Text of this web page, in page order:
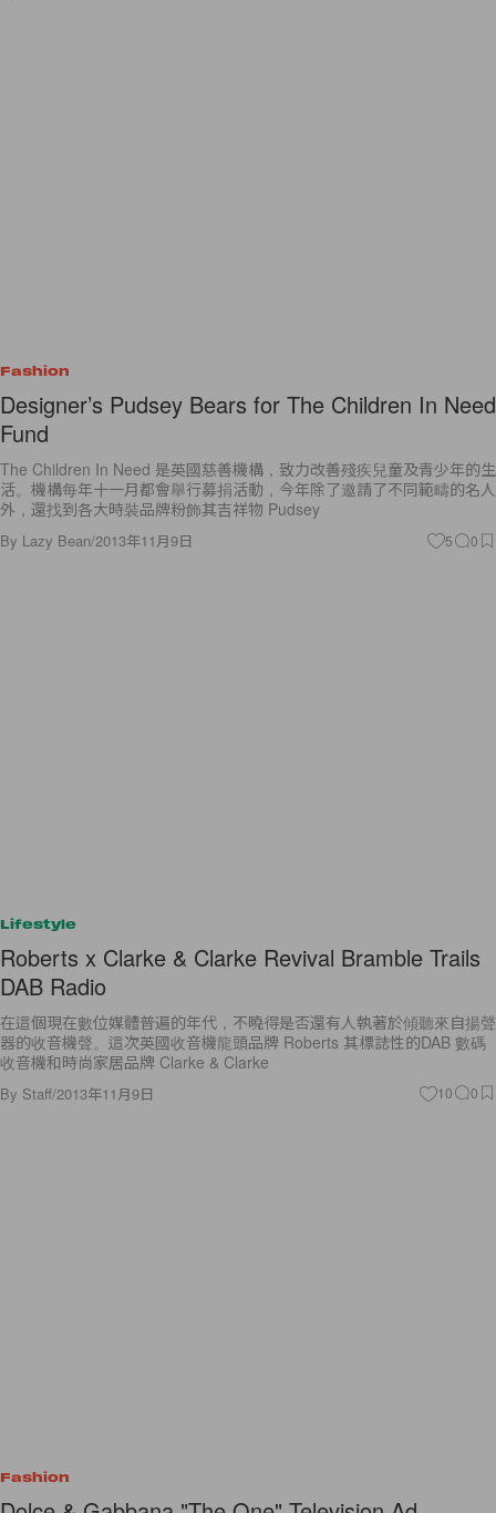
Fashion
Designer’s Pudsey Bears for The Children In Need
Fund
The Children In Need 是英國慈善機構，致力改善殘疾兒童及青少年的生
活。機構每年十一月都會舉行募捐活動，今年除了邀請了不同範疇的名人
外，還找到各大時裝品牌粉飾其吉祥物 Pudsey
By Lazy Bean/2013年11月9日 5 0
Lifestyle
Roberts x Clarke & Clarke Revival Bramble Trails
DAB Radio
在這個現在數位媒體普遍的年代，不曉得是否還有人執著於傾聽來自揚聲
器的收音機聲。這次英國收音機龍頭品牌 Roberts 其標誌性的DAB 數碼
收音機和時尚家居品牌 Clarke & Clarke
By Staff/2013年11月9日 10 0
Fashion